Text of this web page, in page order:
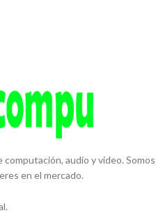
audio y video. Somos
en el mercado.